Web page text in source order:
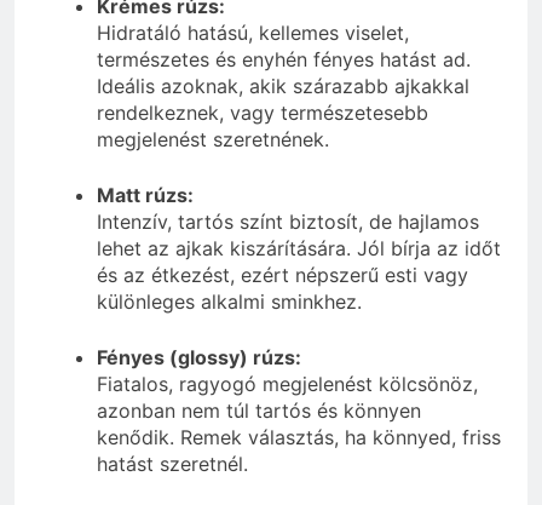
Krémes rúzs:
Hidratáló hatású, kellemes viselet,
természetes és enyhén fényes hatást ad.
Ideális azoknak, akik szárazabb ajkakkal
rendelkeznek, vagy természetesebb
megjelenést szeretnének.
Matt rúzs:
Intenzív, tartós színt biztosít, de hajlamos
lehet az ajkak kiszárítására. Jól bírja az időt
és az étkezést, ezért népszerű esti vagy
különleges alkalmi sminkhez.
Fényes (glossy) rúzs:
Fiatalos, ragyogó megjelenést kölcsönöz,
azonban nem túl tartós és könnyen
kenődik. Remek választás, ha könnyed, friss
hatást szeretnél.